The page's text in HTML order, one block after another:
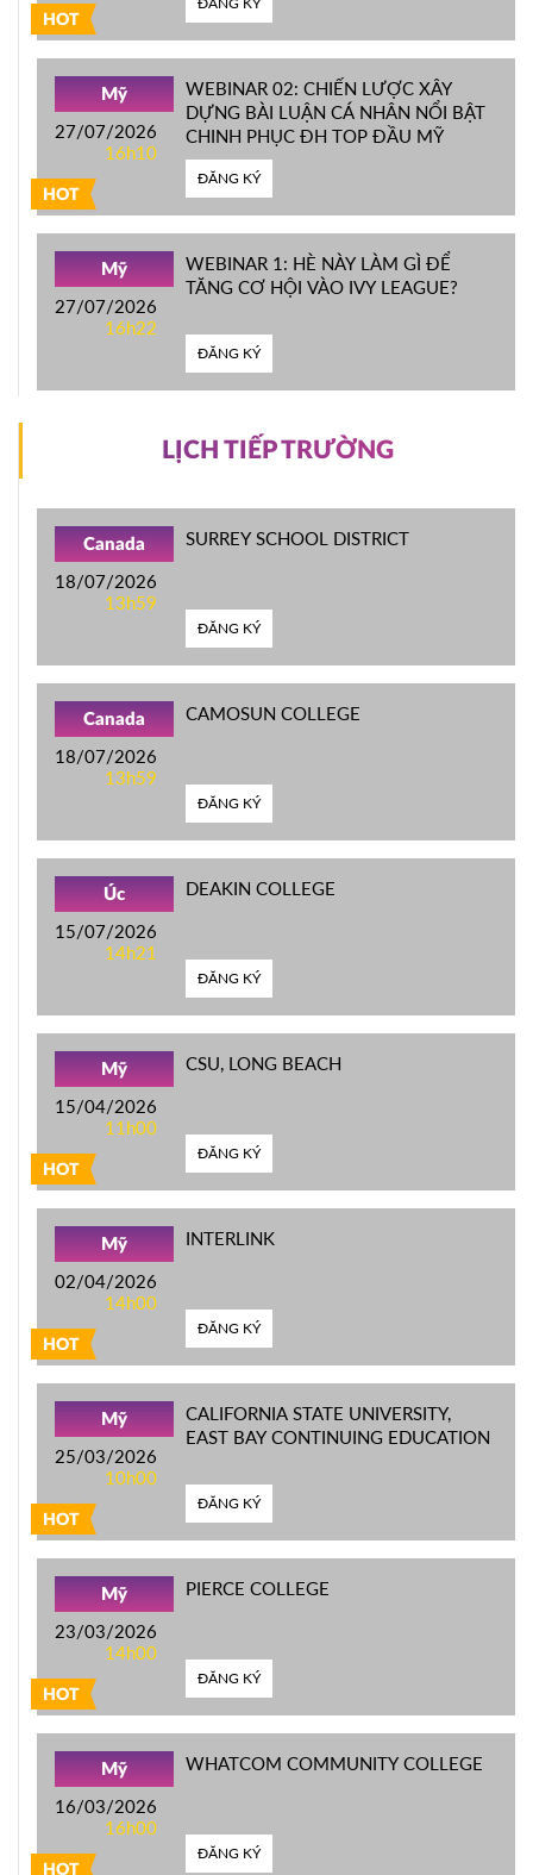
HOT
HOT
Mỹ
27/07/2026
16h10
WEBINAR 02: CHIẾN LƯỢC XÂY
DỰNG BÀI LUẬN CÁ NHÂN NỔI BẬT
CHINH PHỤC ĐH TOP ĐẦU MỸ
ĐĂNG KÝ
Mỹ
27/07/2026
16h22
WEBINAR 1: HÈ NÀY LÀM GÌ ĐỂ
TĂNG CƠ HỘI VÀO IVY LEAGUE?
ĐĂNG KÝ
LỊCH TIẾP TRƯỜNG
Canada
18/07/2026
13h59
SURREY SCHOOL DISTRICT
ĐĂNG KÝ
Canada
18/07/2026
13h59
CAMOSUN COLLEGE
ĐĂNG KÝ
Úc
15/07/2026
14h21
DEAKIN COLLEGE
ĐĂNG KÝ
HOT
Mỹ
15/04/2026
11h00
CSU, LONG BEACH
ĐĂNG KÝ
HOT
Mỹ
02/04/2026
14h00
INTERLINK
ĐĂNG KÝ
HOT
Mỹ
25/03/2026
10h00
CALIFORNIA STATE UNIVERSITY,
EAST BAY CONTINUING EDUCATION
ĐĂNG KÝ
HOT
Mỹ
23/03/2026
14h00
PIERCE COLLEGE
ĐĂNG KÝ
HOT
Mỹ
16/03/2026
16h00
WHATCOM COMMUNITY COLLEGE
ĐĂNG KÝ